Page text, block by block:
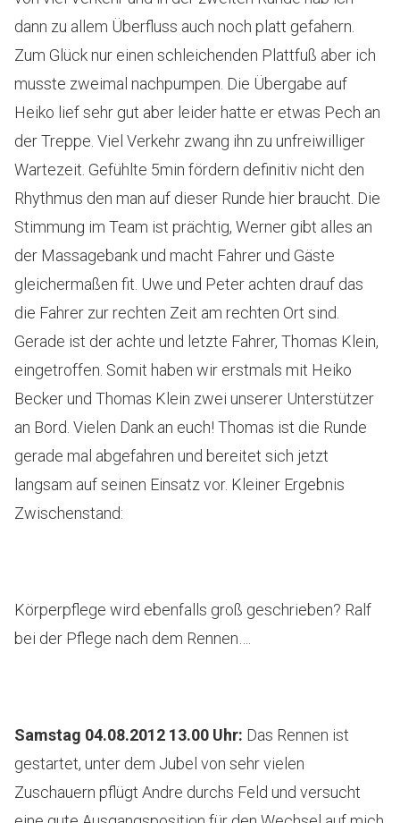
dann zu allem Überfluss auch noch platt gefahern.
Zum Glück nur einen schleichenden Plattfuß aber ich
musste zweimal nachpumpen. Die Übergabe auf
Heiko lief sehr gut aber leider hatte er etwas Pech an
der Treppe. Viel Verkehr zwang ihn zu unfreiwilliger
Wartezeit. Gefühlte 5min fördern definitiv nicht den
Rhythmus den man auf dieser Runde hier braucht. Die
Stimmung im Team ist prächtig, Werner gibt alles an
der Massagebank und macht Fahrer und Gäste
gleichermaßen fit. Uwe und Peter achten drauf das
die Fahrer zur rechten Zeit am rechten Ort sind.
Gerade ist der achte und letzte Fahrer, Thomas Klein,
eingetroffen. Somit haben wir erstmals mit Heiko
Becker und Thomas Klein zwei unserer Unterstützer
an Bord. Vielen Dank an euch! Thomas ist die Runde
gerade mal abgefahren und bereitet sich jetzt
langsam auf seinen Einsatz vor. Kleiner Ergebnis
Zwischenstand:
Körperpflege wird ebenfalls groß geschrieben? Ralf
bei der Pflege nach dem Rennen….
Samstag 04.08.2012 13.00 Uhr: Das Rennen ist
gestartet, unter dem Jubel von sehr vielen
Zuschauern pflügt Andre durchs Feld und versucht